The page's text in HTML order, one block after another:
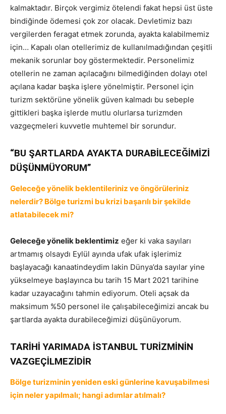
kalmaktadır. Birçok vergimiz ötelendi fakat hepsi üst üste
bindiğinde ödemesi çok zor olacak. Devletimiz bazı
vergilerden feragat etmek zorunda, ayakta kalabilmemiz
için… Kapalı olan otellerimiz de kullanılmadığından çeşitli
mekanik sorunlar boy göstermektedir. Personelimiz
otellerin ne zaman açılacağını bilmediğinden dolayı otel
açılana kadar başka işlere yönelmiştir. Personel için
turizm sektörüne yönelik güven kalmadı bu sebeple
gittikleri başka işlerde mutlu olurlarsa turizmden
vazgeçmeleri kuvvetle muhtemel bir sorundur.
“BU ŞARTLARDA AYAKTA DURABİLECEĞİMİZİ
DÜŞÜNMÜYORUM”
Geleceğe yönelik beklentileriniz ve öngörüleriniz
nelerdir? Bölge turizmi bu krizi başarılı bir şekilde
atlatabilecek mi?
Geleceğe yönelik beklentimiz eğer ki vaka sayıları
artmamış olsaydı Eylül ayında ufak ufak işlerimiz
başlayacağı kanaatindeydim lakin Dünya’da sayılar yine
yükselmeye başlayınca bu tarih 15 Mart 2021 tarihine
kadar uzayacağını tahmin ediyorum. Oteli açsak da
maksimum %50 personel ile çalışabileceğimizi ancak bu
şartlarda ayakta durabileceğimizi düşünüyorum.
TARİHİ YARIMADA İSTANBUL TURİZMİNİN
VAZGEÇİLMEZİDİR
Bölge turizminin yeniden eski günlerine kavuşabilmesi
için neler yapılmalı; hangi adımlar atılmalı?